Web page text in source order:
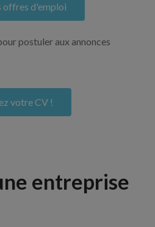
offres d'emploi
postuler aux annonces
votre CV !
entreprise